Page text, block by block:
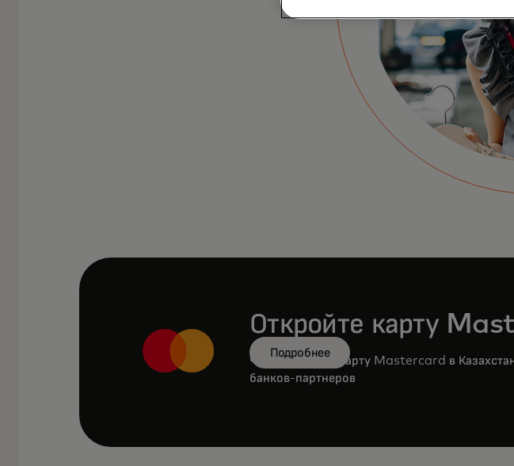
Привилегии, услуги, скидки, кэшбэки, которые подходят
образу жизни и помогают двигаться вперед
выгодными условиями? Так или иначе, для вас
Откройте карту
Чтобы открыть карту Mastercard в
банков-партнеров
Подробнее